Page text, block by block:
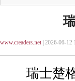
www.creaders.net| 2026-06-12
瑞士楚格